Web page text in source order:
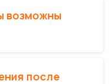
возможны
после